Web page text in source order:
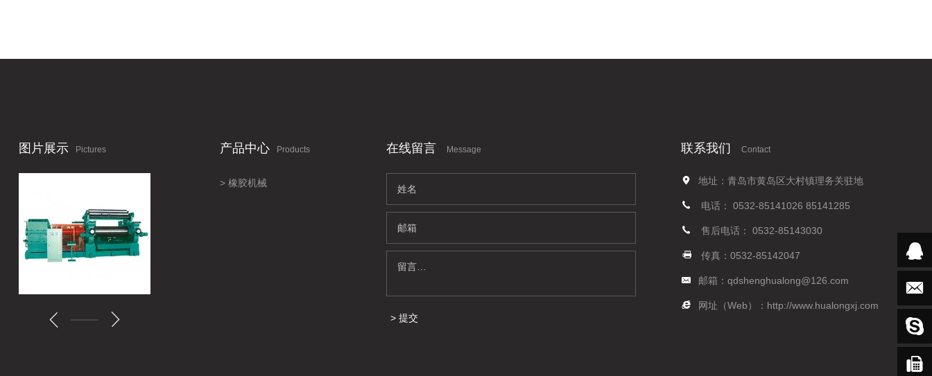
图片展示 Pictures 产品中心 Products
橡胶机械
在线留言 Message
提交
联系我们 Contact
地址：青岛市黄岛区大村镇理务关驻地
电话： 0532-85141026 85141285
售后电话： 0532-85143030
传真：0532-85142047
邮箱： qdshenghualong@126.com
网址（Web）： http://www.hualongxj.com